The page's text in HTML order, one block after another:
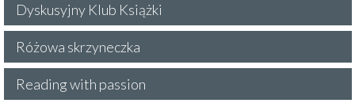
Dyskusyjny Klub Książki
Różowa skrzyneczka
Reading with passion